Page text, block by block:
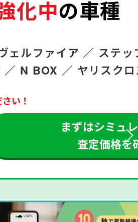
化中の車種
ェルファイア ／ ステッ
／ N BOX ／ ヤリスク
い！
まずはシミュ
査定価格を